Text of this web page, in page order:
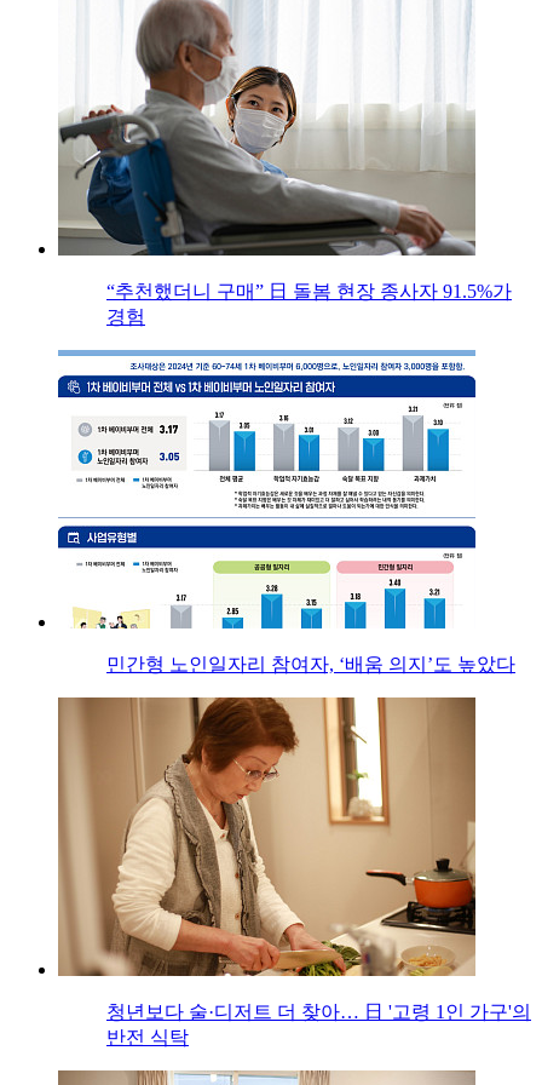
“추천했더니 구매” 日 돌봄 현장 종사자 91.5%가
경험
민간형 노인일자리 참여자, ‘배움 의지’도 높았다
청년보다 술·디저트 더 찾아… 日 '고령 1인 가구'의
반전 식탁